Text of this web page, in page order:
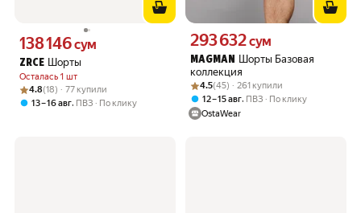
ZRCE Шорты
Осталась 1 шт
Цена 138146 сум вместо
138 146сум
Рейтинг товара: 4.8 из 5
Оценок: (18) · 77 купили
4.8(18) · 77 купили
13 – 16 авг, ПВЗ По клику
MAGMAN
Шорты Базовая
коллекция
Цена 293632 сум вместо
293 632сум
Рейтинг товара: 4.5 из 5
Оценок: (45) · 261 купили
4.5(45) · 261 купили
12 – 15 авг, ПВЗ
По клику
OstaWear